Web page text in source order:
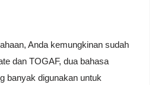
Anda kemungkinan sudah
dan TOGAF, dua bahasa
banyak digunakan untuk